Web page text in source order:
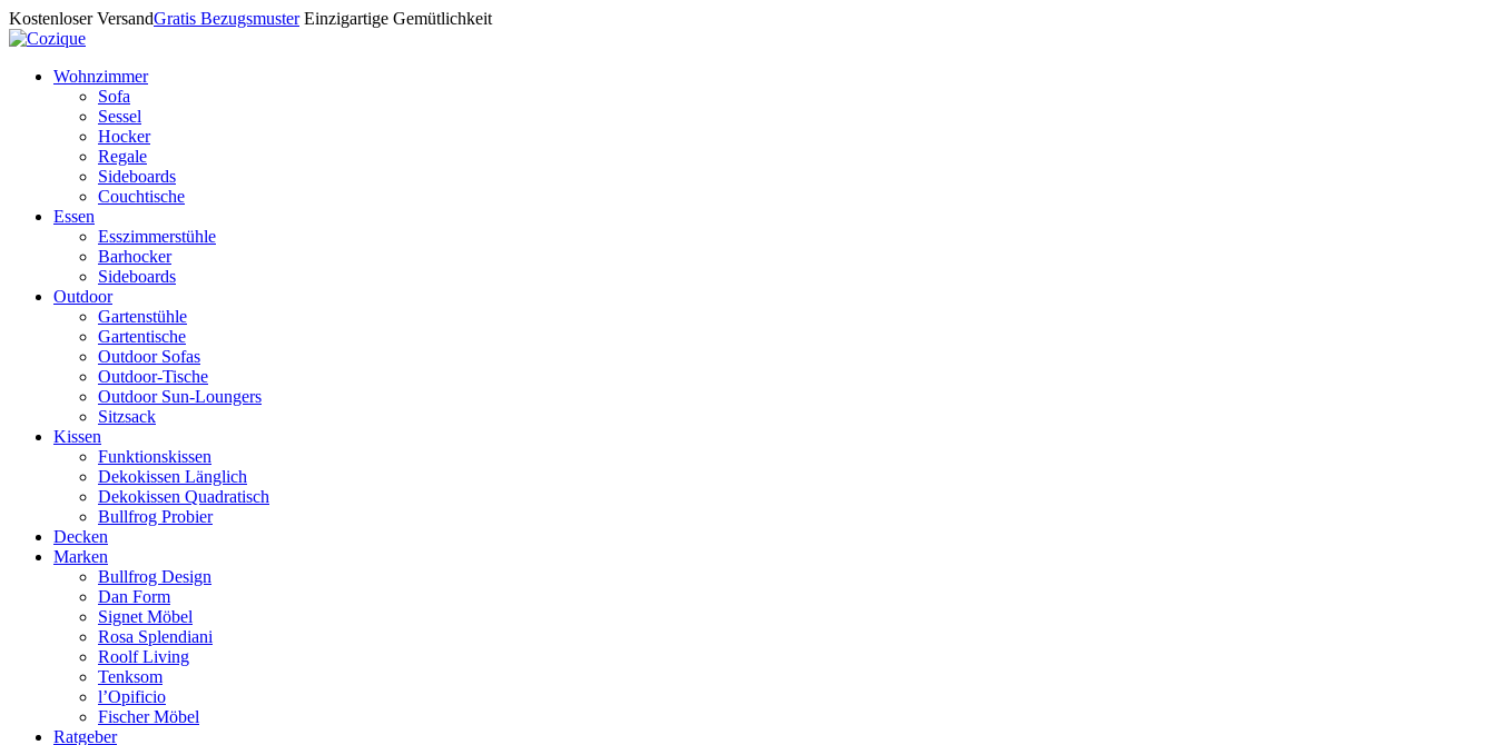
Kostenloser VersandGratis Bezugsmuster Einzigartige Gemütlichkeit
Wohnzimmer
Sofa
Sessel
Hocker
Regale
Sideboards
Couchtische
Essen
Esszimmerstühle
Barhocker
Sideboards
Outdoor
Gartenstühle
Gartentische
Outdoor Sofas
Outdoor-Tische
Outdoor Sun-Loungers
Sitzsack
Kissen
Funktionskissen
Dekokissen Länglich
Dekokissen Quadratisch
Bullfrog Probier
Decken
Marken
Bullfrog Design
Dan Form
Signet Möbel
Rosa Splendiani
Roolf Living
Tenksom
l’Opificio
Fischer Möbel
Ratgeber